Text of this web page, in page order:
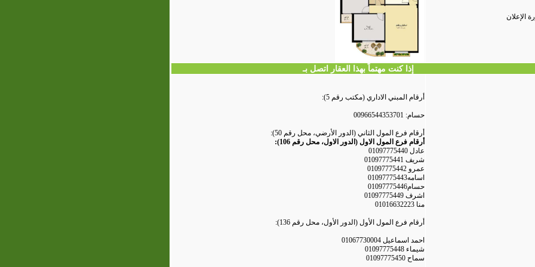
الإعلان
إذا كنت مهتماً بهذا العقار اتصل بـ
أرقام المبني الاداري (مكتب رقم 5):
حسام: 00966544353701
أرقام فرع المول الثاني (الدور الأرضي، محل رقم 50):
أرقام فرع المول الاول (الدور الاول، محل رقم 106):
عادل 01097775440
شريف 01097775441
عمرو 01097775442
اسامه01097775443
حسام01097775446
اشرف 01097775449
منا 01016632223
أرقام فرع المول الأول (الدور الأول، محل رقم 136):
احمد اسماعيل 01067730004
شيماء 01097775448
سماح 01097775450